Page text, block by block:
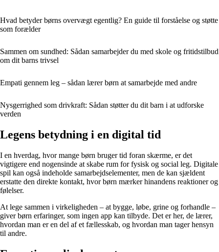
Hvad betyder børns overvægt egentlig? En guide til forståelse og støtte
som forælder
Sammen om sundhed: Sådan samarbejder du med skole og fritidstilbud
om dit barns trivsel
Empati gennem leg – sådan lærer børn at samarbejde med andre
Nysgerrighed som drivkraft: Sådan støtter du dit barn i at udforske
verden
Legens betydning i en digital tid
I en hverdag, hvor mange børn bruger tid foran skærme, er det
vigtigere end nogensinde at skabe rum for fysisk og social leg. Digitale
spil kan også indeholde samarbejdselementer, men de kan sjældent
erstatte den direkte kontakt, hvor børn mærker hinandens reaktioner og
følelser.
At lege sammen i virkeligheden – at bygge, løbe, grine og forhandle –
giver børn erfaringer, som ingen app kan tilbyde. Det er her, de lærer,
hvordan man er en del af et fællesskab, og hvordan man tager hensyn
til andre.